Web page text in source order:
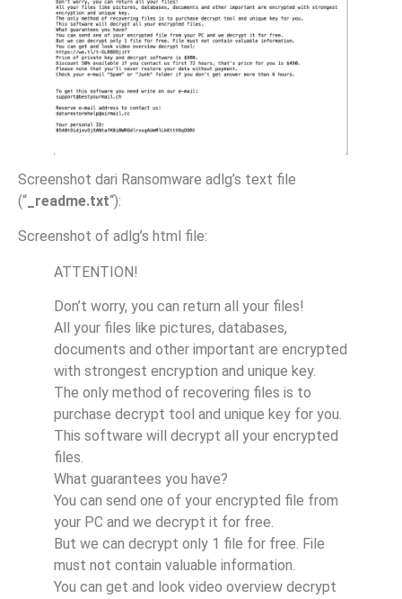
Screenshot dari Ransomware adlg’s text file
(“ _readme.txt“):
Screenshot of adlg’s html file:
ATTENTION!
Don’t worry, you can return all your files!
All your files like pictures, databases,
documents and other important are encrypted
with strongest encryption and unique key.
The only method of recovering files is to
purchase decrypt tool and unique key for you.
This software will decrypt all your encrypted
files.
What guarantees you have?
You can send one of your encrypted file from
your PC and we decrypt it for free.
But we can decrypt only 1 file for free. File
must not contain valuable information.
You can get and look video overview decrypt